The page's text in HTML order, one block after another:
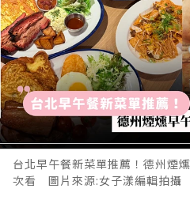
台北早午餐新菜單推薦！德州煙
次看 圖片來源:女子漾編輯拍攝